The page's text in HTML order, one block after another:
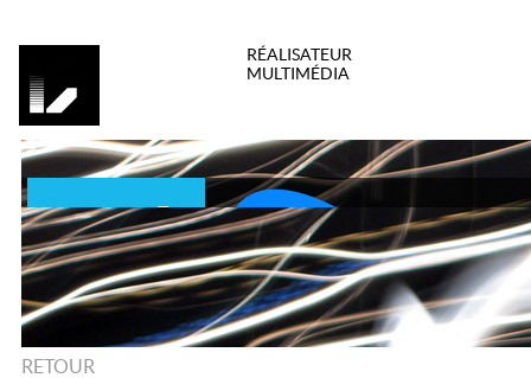
RÉALISATEUR
MULTIMÉDIA
RETOUR